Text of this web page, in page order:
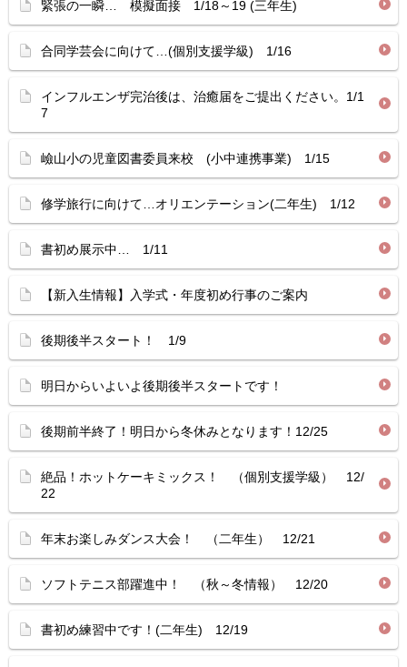
緊張の一瞬… 模擬面接 1/18～19 (三年生)
合同学芸会に向けて…(個別支援学級) 1/16
インフルエンザ完治後は、治癒届をご提出ください。1/1
7
嶮山小の児童図書委員来校 (小中連携事業) 1/15
修学旅行に向けて…オリエンテーション(二年生) 1/12
書初め展示中… 1/11
【新入生情報】入学式・年度初め行事のご案内
後期後半スタート！ 1/9
明日からいよいよ後期後半スタートです！
後期前半終了！明日から冬休みとなります！12/25
絶品！ホットケーキミックス！ （個別支援学級） 12/
22
年末お楽しみダンス大会！ （二年生） 12/21
ソフトテニス部躍進中！ （秋～冬情報） 12/20
書初め練習中です！(二年生) 12/19